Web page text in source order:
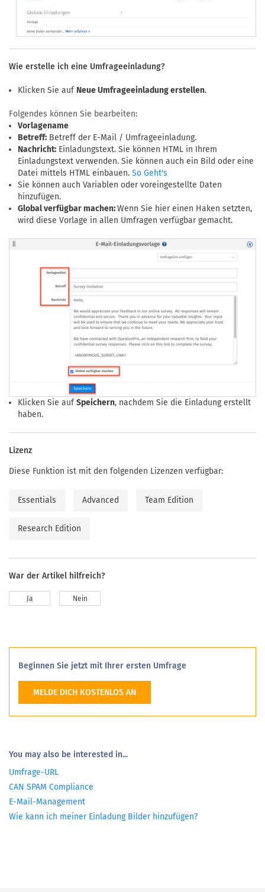
Wie erstelle ich eine Umfrageeinladung?
Klicken Sie auf Neue Umfrageeinladung erstellen.
Folgendes können Sie bearbeiten:
Vorlagename
Betreff: Betreff der E-Mail / Umfrageeinladung.
Nachricht: Einladungstext. Sie können HTML in Ihrem
Einladungstext verwenden. Sie können auch ein Bild oder eine
Datei mittels HTML einbauen. So Geht's
Sie können auch Variablen oder voreingestellte Daten
hinzufügen.
Global verfügbar machen:Wenn Sie hier einen Haken setzten,
wird diese Vorlage in allen Umfragen verfügbar gemacht.
Klicken Sie aufSpeichern, nachdem Sie die Einladung erstellt
haben.
Lizenz
Diese Funktion ist mit den folgenden Lizenzen verfügbar:
Essentials Advanced Team Edition
Research Edition
War der Artikel hilfreich?
Ja Nein
Beginnen Sie jetzt mit Ihrer ersten Umfrage
MELDE DICH KOSTENLOS AN
You may also be interested in...
Umfrage-URL
CAN SPAM Compliance
E-Mail-Management
Wie kann ich meiner Einladung Bilder hinzufügen?